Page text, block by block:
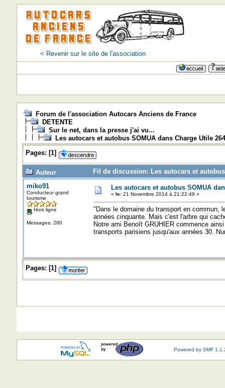
< Revenir sur le site de l'association
Forum de l'association Autocars Anciens de France
DETENTE
Sur le net, dans la presse j'ai vu...
Les autocars et autobus SOMUA dans Charge Utile 264
Pages: [1]
Auteur
Fil de discussion: Les autocars et
miko91
Conducteur grand
tourisme
Hors ligne
Messages: 280
Les autocars et autobus SOMUA
« le:21 Novembre 2014 à 21:22:49 »
"Dans le domaine du transport en commun,
années cinquante. Mais c'est l'arbre qui
Notre ami Benoît GRUHIER commence
transports parisiens jusqu'aux années 30.
Pages: [1]
Powered by SMF